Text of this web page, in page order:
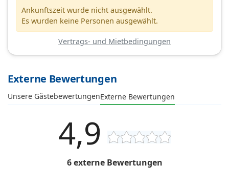
Ankunftszeit wurde nicht ausgewählt.
Es wurden keine Personen ausgewählt.
Vertrags- und Mietbedingungen
Externe Bewertungen
Unsere GästebewertungenExterne Bewertungen
4,9
6 externe Bewertungen